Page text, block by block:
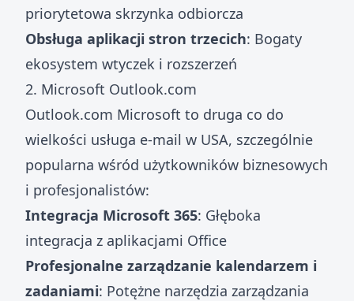
priorytetowa skrzynka odbiorcza
Obsługa aplikacji stron trzecich: Bogaty
ekosystem wtyczek i rozszerzeń
2. Microsoft Outlook.com
Outlook.com Microsoft to druga co do
wielkości usługa e-mail w USA, szczególnie
popularna wśród użytkowników biznesowych
i profesjonalistów:
Integracja Microsoft 365: Głęboka
integracja z aplikacjami Office
Profesjonalne zarządzanie kalendarzem i
zadaniami: Potężne narzędzia zarządzania